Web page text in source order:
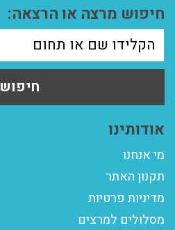
חיפוש מרצה או הרצאה:
חיפוש
אודותינו
מי אנחנו
תקנון האתר
מדיניות פרטיות
מסלולים למרצים